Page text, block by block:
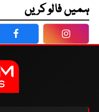
ہمیں فالو کریں
Facebook